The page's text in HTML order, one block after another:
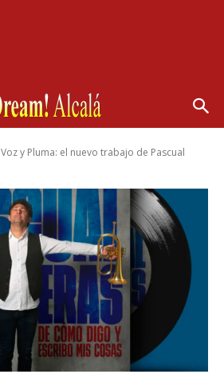
Voz y Pluma: el nuevo trabajo de Pascual